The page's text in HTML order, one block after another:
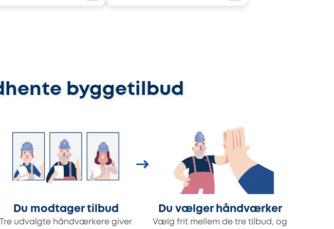
byggetilbud
Du modtager tilbud
Tre udvalgte håndværkere giver
Du vælger håndværker
Vælg frit mellem de tre tilbud, og